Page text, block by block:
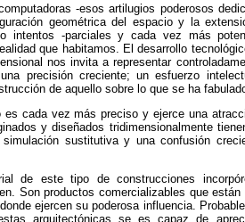
-esos artilugios poderosos
geométrica del espacio y la
intentos -parciales y cada vez más
que habitamos. El desarrollo
nos invita a representar
precisión creciente; un esfuerzo
de aquello sobre lo que se ha
cada vez más preciso y ejerce una
y diseñados tridimensionalmente
sustitutiva y una confusión
de este tipo de construcciones
Son productos comercializables que están
ejercen su poderosa influencia.
arquitectónicas se es capaz de